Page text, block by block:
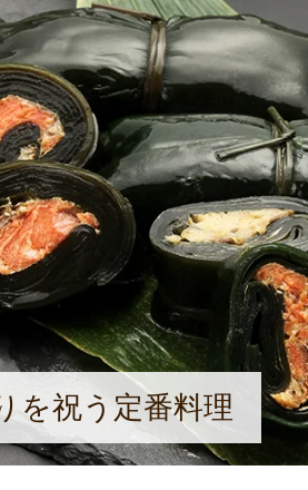
く中で、常温・長期保
設備を利用し、他社
も手がけるようになっ
造を辞めていく中、美
晴らしさ"を子供達や
た。
を祝う定番料理